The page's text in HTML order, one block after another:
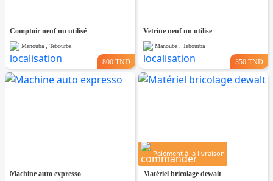
Comptoir neuf nn utilisé
Manouba , Tebourba
800 TND
Vetrine neuf nn utilise
Manouba , Tebourba
350 TND
Machine auto expresso
Paiement à la livraison
Matériel bricolage dewalt